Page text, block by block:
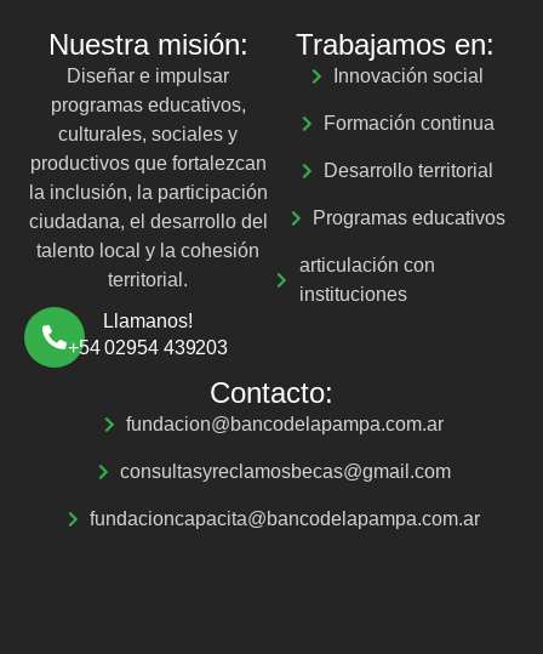
Nuestra misión:
Diseñar e impulsar
programas educativos,
culturales, sociales y
productivos que fortalezcan
la inclusión, la participación
ciudadana, el desarrollo del
talento local y la cohesión
territorial.
Llamanos!
+54 02954 439203
Trabajamos en:
Innovación social
Formación continua
Desarrollo territorial
Programas educativos
articulación con
instituciones
Contacto:
fundacion@bancodelapampa.com.ar
consultasyreclamosbecas@gmail.com
fundacioncapacita@bancodelapampa.com.ar